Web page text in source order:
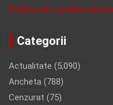
Politica de confidentalitate
Categorii
Actualitate (5,090)
Ancheta (788)
Cenzurat (75)